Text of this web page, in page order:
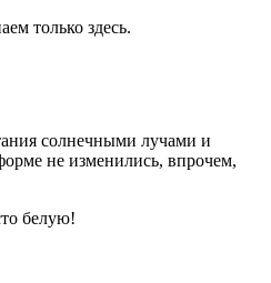
только здесь.
солнечными лучами и
не изменились, впрочем,
белую!